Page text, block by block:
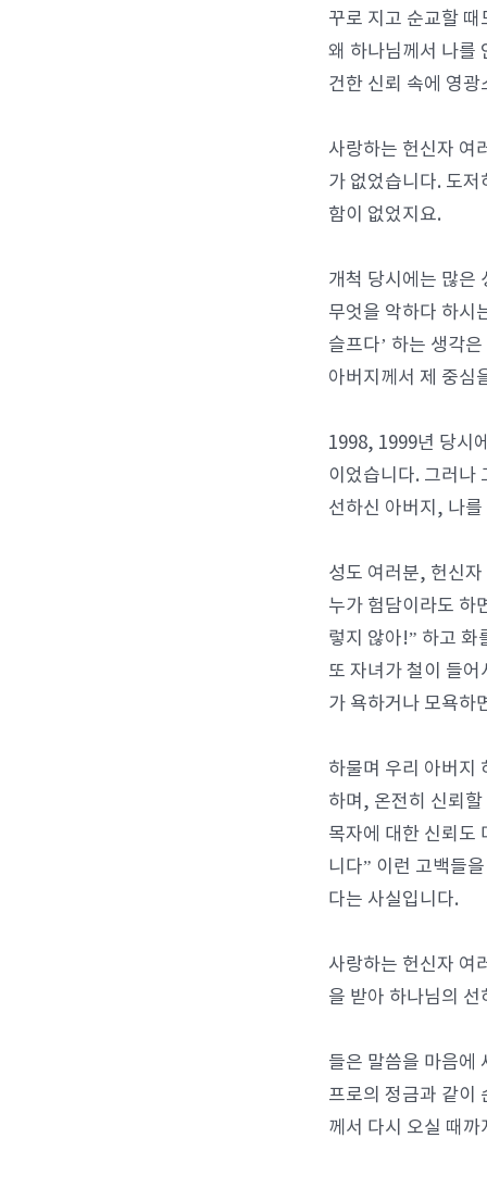
꾸로 지고 순교할
왜 하나님께서 나를
건한 신뢰 속에 영
사랑하는 헌신자 여
가 없었습니다. 도
함이 없었지요.
개척 당시에는 많은
무엇을 악하다 하시
슬프다’ 하는 생각
아버지께서 제 중심
1998, 1999년 당시
이었습니다. 그러나
선하신 아버지, 나
성도 여러분, 헌신
누가 험담이라도 하
렇지 않아!” 하고 화
또 자녀가 철이 들
가 욕하거나 모욕하
하물며 우리 아버지
하며, 온전히 신뢰
목자에 대한 신뢰도
니다” 이런 고백들
다는 사실입니다.
사랑하는 헌신자 여
을 받아 하나님의
들은 말씀을 마음에
프로의 정금과 같이
께서 다시 오실 때